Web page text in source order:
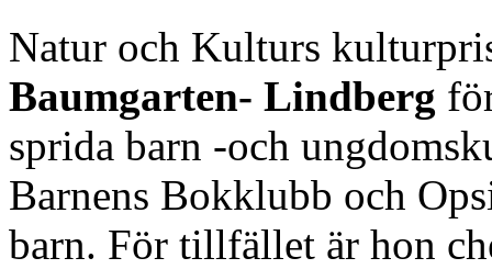
Natur och Kulturs
Baumgarten- Lindberg
sprida barn -och
Barnens Bokklubb och
barn. För tillfället är hon